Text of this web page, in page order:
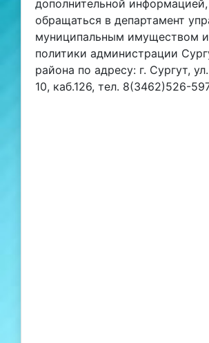
дополнительной
обращаться в департамент
муниципальным имуществом
политики администрации
района по адресу: г. Сургут,
10, каб.126, тел. 8(3462)526-